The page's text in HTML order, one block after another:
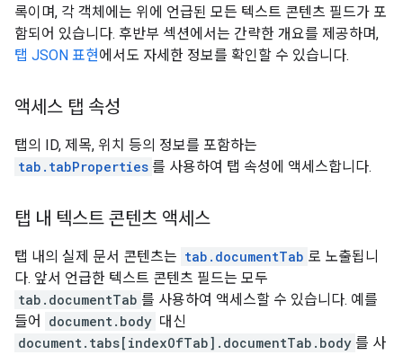
록이며, 각 객체에는 위에 언급된 모든 텍스트 콘텐츠 필드가 포
함되어 있습니다. 후반부 섹션에서는 간략한 개요를 제공하며,
탭 JSON 표현에서도 자세한 정보를 확인할 수 있습니다.
액세스 탭 속성
탭의 ID, 제목, 위치 등의 정보를 포함하는
tab.tabProperties 를 사용하여 탭 속성에 액세스합니다.
탭 내 텍스트 콘텐츠 액세스
탭 내의 실제 문서 콘텐츠는 tab.documentTab 로 노출됩니
다. 앞서 언급한 텍스트 콘텐츠 필드는 모두
tab.documentTab 를 사용하여 액세스할 수 있습니다. 예를
들어
document.body 대신
document.tabs[indexOfTab].documentTab.body 를 사